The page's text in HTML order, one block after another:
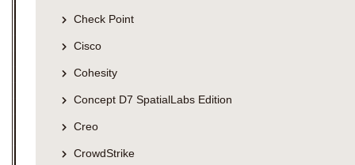
Check Point
Cisco
Cohesity
Concept D7 SpatialLabs Edition
Creo
CrowdStrike